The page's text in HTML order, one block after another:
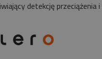
detekcję